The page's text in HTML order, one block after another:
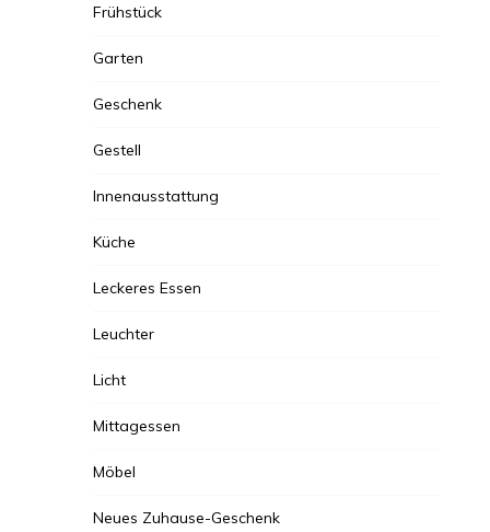
Frühstück
Garten
Geschenk
Gestell
Innenausstattung
Küche
Leckeres Essen
Leuchter
Licht
Mittagessen
Möbel
Neues Zuhause-Geschenk